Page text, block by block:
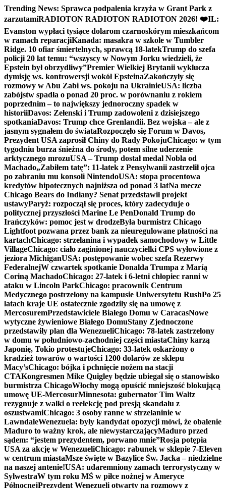
Skip
to
Trending News: Sprawca podpalenia krzyża w Grant Park z
zarzutamiRADIOTON RADIOTON RADIOTON 2026! ❤️IL:
Evanston wypłaci tysiące dolarom czarnoskórym mieszkańcom
w ramach reparacjiKanada: masakra w szkole w Tumbler
Ridge. 10 ofiar śmiertelnych, sprawcą 18-latekTrump do szefa
policji 20 lat temu: “wszyscy w Nowym Jorku wiedzieli, że
Epstein był obrzydliwy”Premier Wielkiej Brytanii wyklucza
dymisję ws. kontrowersji wokół EpsteinaZakończyły się
rozmowy w Abu Zabi ws. pokoju na UkrainieUSA: liczba
zabójstw spadła o ponad 20 proc. w porównaniu z rokiem
poprzednim – to największy jednoroczny spadek w
historiiDavos: Zełenski i Trump zadowoleni z dzisiejszego
spotkaniaDavos: Trump chce Grenlandii. Bez wojska – ale z
jasnym sygnałem do świataRozpoczęło się Forum w Davos,
Prezydent USA zaprosił Chiny do Rady PokojuChicago: w tym
tygodniu burza śnieżna do środy, potem silne uderzenie
arktycznego mrozuUSA – Trump dostał medal Nobla od
Machado„Zabiłem tatę”: 11-latek z Pensylwanii zastrzelił ojca
po zabraniu mu konsoli NintendoUSA: stopa procentowa
kredytów hipotecznych najniższa od ponad 3 latNa mecze
Chicago Bears do Indiany? Senat przedstawił projekt
ustawyParyż: rozpoczął się proces, który zadecyduje o
politycznej przyszłości Marine Le PenDonald Trump do
Irańczyków: pomoc jest w drodzeByła burmistrz Chicago
Lightfoot pozwana przez bank za nieuregulowane płatności na
kartachChicago: strzelanina i wypadek samochodowy w Little
VillageChicago: ciało zaginionej nauczycielki CPS wyłowione z
jeziora MichiganUSA: postępowanie wobec szefa Rezerwy
FederalnejW czwartek spotkanie Donalda Trumpa z Maríą
Coriną MachadoChicago: 27-latek i 6-letni chłopiec ranni w
ataku w Lincoln ParkChicago: pracownik Centrum
Medycznego postrzelony na kampusie Uniwersytetu RushPo 25
latach kraje UE ostatecznie zgodziły się na umowę z
MercosuremPrzedstawiciele Białego Domu w CaracasNowe
wytyczne żywieniowe Białego DomuStany Zjednoczone
przedstawiły plan dla WenezueliChicago: 78-latek zastrzelony
w domu w południowo-zachodniej części miastaChiny karzą
Japonię, Tokio protestujeChicago: 33-latek oskarżony o
kradzież towarów o wartości 1200 dolarów ze sklepu
Macy’sChicago: bójka i pchnięcie nożem na stacji
CTAKongresmen Mike Quigley będzie ubiegał się o stanowisko
burmistrza ChicagoWłochy mogą opuścić mniejszość blokującą
umowę UE-MercosurMinnesota: gubernator Tim Waltz
rezygnuje z walki o reelekcję pod presją skandalu z
oszustwamiChicago: 3 osoby ranne w strzelaninie w
LawndaleWenezuela: były kandydat opozycji mówi, że obalenie
Maduro to ważny krok, ale niewystarczającyMaduro przed
sądem: “jestem prezydentem, porwano mnie”Rosja potępia
USA za akcję w WenezueliChicago: rabunek w sklepie 7-Eleven
w centrum miastaMsze święte w Bazylice Św. Jacka – niedzielne
na naszej antenie!USA: udaremniony zamach terrorystyczny w
SylwestraW tym roku MŚ w piłce nożnej w Ameryce
PółnocnejPrezydent Wenezueli otwarty na rozmowy z